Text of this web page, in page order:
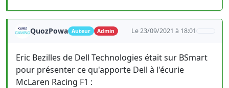
QuozPowa Auteur Admin Le 23/09/2021 à 18:01
Eric Bezilles de Dell Technologies était sur BSmart
pour présenter ce qu'apporte Dell à l'écurie
McLaren Racing F1 :